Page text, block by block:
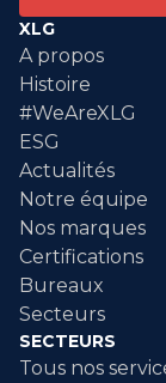
XLG
A propos
Histoire
#WeAreXLG
ESG
Actualités
Notre équipe
Nos marques
Certifications
Bureaux
Secteurs
SECTEURS
Tous nos